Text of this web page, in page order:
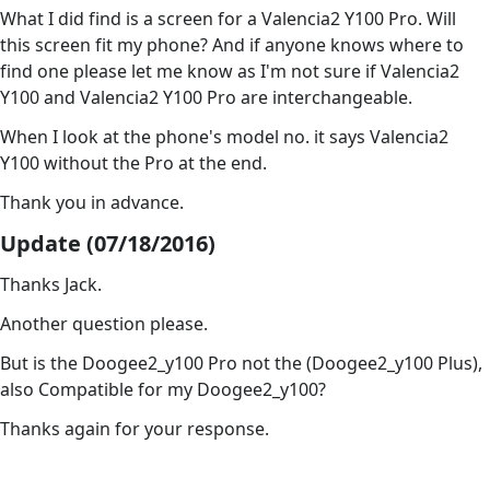
What I did find is a screen for a Valencia2 Y100 Pro. Will
this screen fit my phone? And if anyone knows where to
find one please let me know as I'm not sure if Valencia2
Y100 and Valencia2 Y100 Pro are interchangeable.
When I look at the phone's model no. it says Valencia2
Y100 without the Pro at the end.
Thank you in advance.
Update (07/18/2016)
Thanks Jack.
Another question please.
But is the Doogee2_y100 Pro not the (Doogee2_y100 Plus),
also Compatible for my Doogee2_y100?
Thanks again for your response.